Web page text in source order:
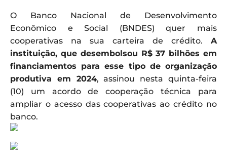
O Banco Nacional de Desenvolvimento
Econômico e Social (BNDES) quer mais
cooperativas na sua carteira de crédito. A
instituição, que desembolsou R$ 37 bilhões em
financiamentos para esse tipo de organização
produtiva em 2024, assinou nesta quinta-feira
(10) um acordo de cooperação técnica para
ampliar o acesso das cooperativas ao crédito no
banco.